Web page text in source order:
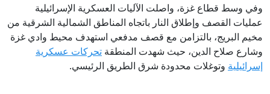
وفي وسط قطاع غزة، واصلت الآليات العسكرية الإسرائيلية
عمليات القصف وإطلاق النار باتجاه المناطق الشمالية الشرقية من
مخيم البريج، بالتزامن مع قصف مدفعي استهدف محيط وادي غزة
وشارع صلاح الدين، حيث شهدت المنطقة تحركات عسكرية
إسرائيلية وتوغلات محدودة شرق الطريق الرئيسي.